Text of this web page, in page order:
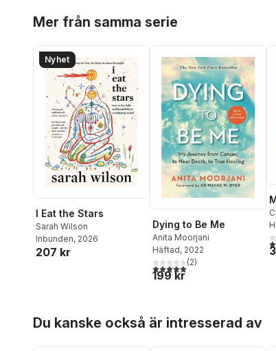
Mer från samma serie
Nyhet
I Eat the Stars
Sarah Wilson
Inbunden, 2026
207 kr
Dying to Be Me
Anita Moorjani
Häftad, 2022
5,0utav 5 stjärnor. Totalt antal
(2)
199 kr
Du kanske också är intresserad av